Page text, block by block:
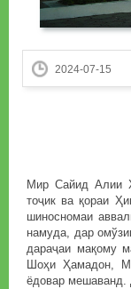
2024-07-15
Мир Сайид Алии
тоҷик ва қораи
шиносномаи
намуда, дар
дараҷаи мақому
Шоҳи Ҳамадон,
ёдовар мешаванд.